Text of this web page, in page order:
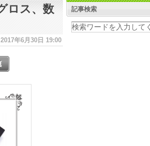
ロス、数
年6月30日 19:00
記事検索